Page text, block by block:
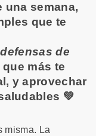
una semana,
que te
de
más te
y aprovechar
💚
misma. La